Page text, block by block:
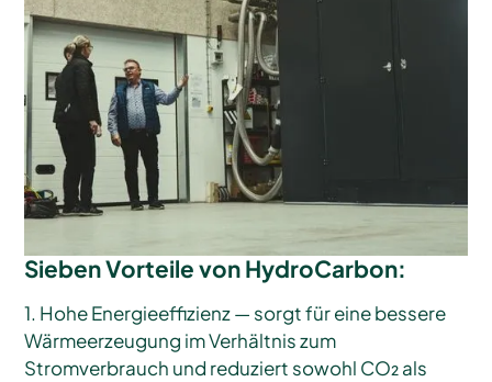
Sieben Vorteile von HydroCarbon:
1. Hohe Energieeffizienz — sorgt für eine bessere
Wärmeerzeugung im Verhältnis zum
Stromverbrauch und reduziert sowohl CO₂ als